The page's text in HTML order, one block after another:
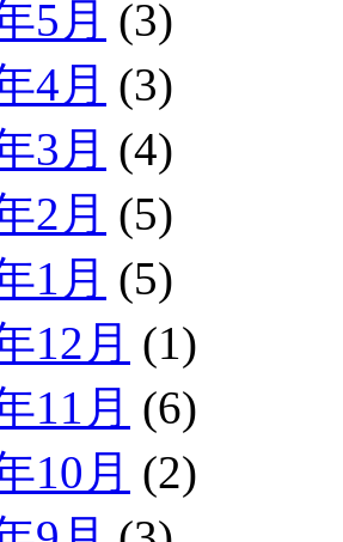
5月 (3)
4月 (3)
3月 (4)
2月 (5)
1月 (5)
12月 (1)
11月 (6)
10月 (2)